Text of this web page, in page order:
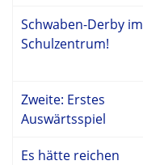
Schwaben-Derby im
Schulzentrum!
Zweite: Erstes
Auswärtsspiel
Es hätte reichen